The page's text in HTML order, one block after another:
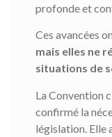
profonde et
Ces avancées
mais elles ne
situations de
La Convention
confirmé la
législation. Elle